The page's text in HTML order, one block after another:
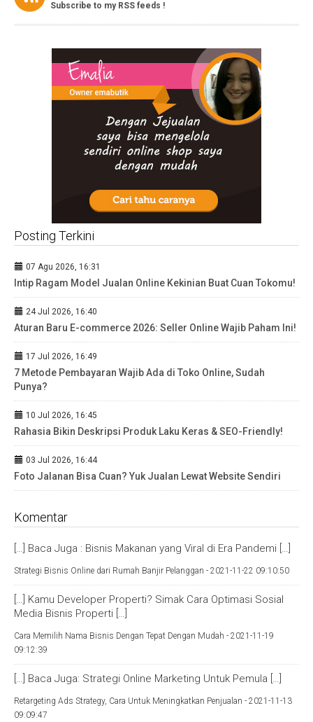
Subscribe to my RSS feeds !
Posting Terkini
07 Agu 2026, 16:31
Intip Ragam Model Jualan Online Kekinian Buat Cuan Tokomu!
24 Jul 2026, 16:40
Aturan Baru E-commerce 2026: Seller Online Wajib Paham Ini!
17 Jul 2026, 16:49
7 Metode Pembayaran Wajib Ada di Toko Online, Sudah
Punya?
10 Jul 2026, 16:45
Rahasia Bikin Deskripsi Produk Laku Keras & SEO-Friendly!
03 Jul 2026, 16:44
Foto Jalanan Bisa Cuan? Yuk Jualan Lewat Website Sendiri
Komentar
[…] Baca Juga : Bisnis Makanan yang Viral di Era Pandemi […]
Strategi Bisnis Online dari Rumah Banjir Pelanggan - 2021-11-22 09:10:50
[…] Kamu Developer Properti? Simak Cara Optimasi Sosial
Media Bisnis Properti […]
Cara Memilih Nama Bisnis Dengan Tepat Dengan Mudah - 2021-11-19
09:12:39
[…] Baca Juga: Strategi Online Marketing Untuk Pemula […]
Retargeting Ads Strategy, Cara Untuk Meningkatkan Penjualan - 2021-11-13
09:09:47